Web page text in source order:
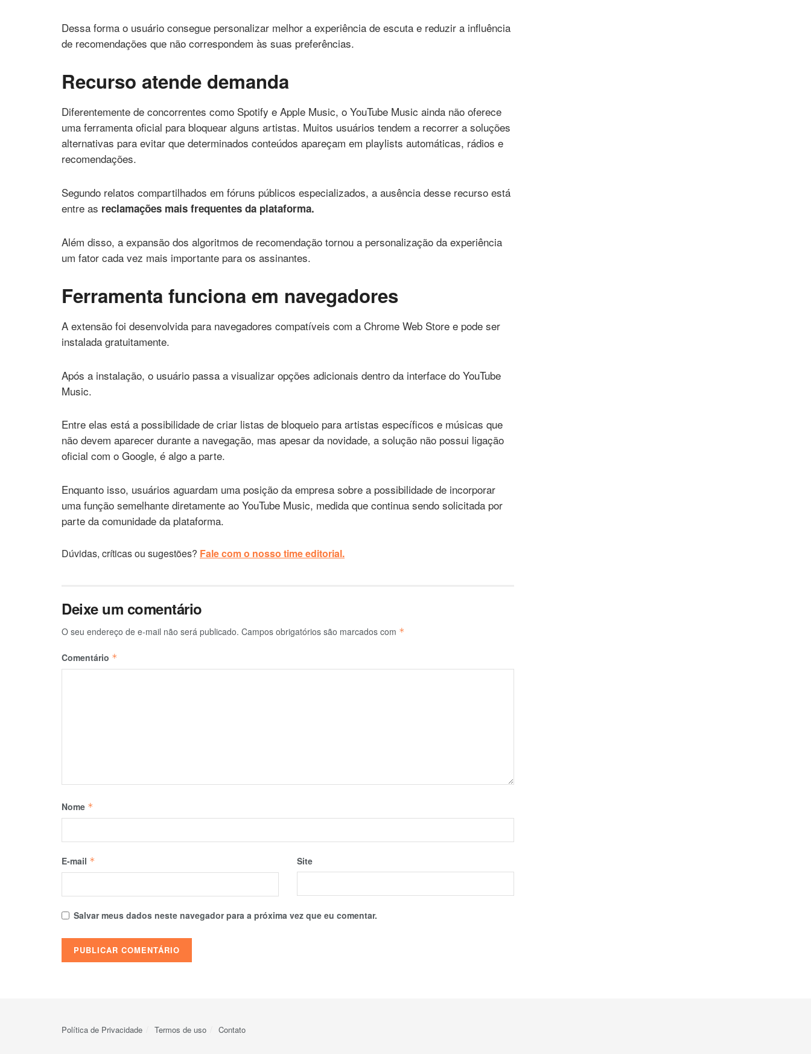
Dessa forma o usuário consegue personalizar melhor a experiência de escuta e reduzir a influência
de recomendações que não correspondem às suas preferências.
Recurso atende demanda
Diferentemente de concorrentes como Spotify e Apple Music, o YouTube Music ainda não oferece
uma ferramenta oficial para bloquear alguns artistas. Muitos usuários tendem a recorrer a soluções
alternativas para evitar que determinados conteúdos apareçam em playlists automáticas, rádios e
recomendações.
Segundo relatos compartilhados em fóruns públicos especializados, a ausência desse recurso está
entre as reclamações mais frequentes da plataforma.
Além disso, a expansão dos algoritmos de recomendação tornou a personalização da experiência
um fator cada vez mais importante para os assinantes.
Ferramenta funciona em navegadores
A extensão foi desenvolvida para navegadores compatíveis com a Chrome Web Store e pode ser
instalada gratuitamente.
Após a instalação, o usuário passa a visualizar opções adicionais dentro da interface do YouTube
Music.
Entre elas está a possibilidade de criar listas de bloqueio para artistas específicos e músicas que
não devem aparecer durante a navegação, mas apesar da novidade, a solução não possui ligação
oficial com o Google, é algo a parte.
Enquanto isso, usuários aguardam uma posição da empresa sobre a possibilidade de incorporar
uma função semelhante diretamente ao YouTube Music, medida que continua sendo solicitada por
parte da comunidade da plataforma.
Dúvidas, críticas ou sugestões? Fale com o nosso time editorial.
Deixe um comentário
O seu endereço de e-mail não será publicado. Campos obrigatórios são marcados com *
Comentário *
Nome *
E-mail * Site
Salvar meus dados neste navegador para a próxima vez que eu comentar.
Política de Privacidade Termos de uso Contato